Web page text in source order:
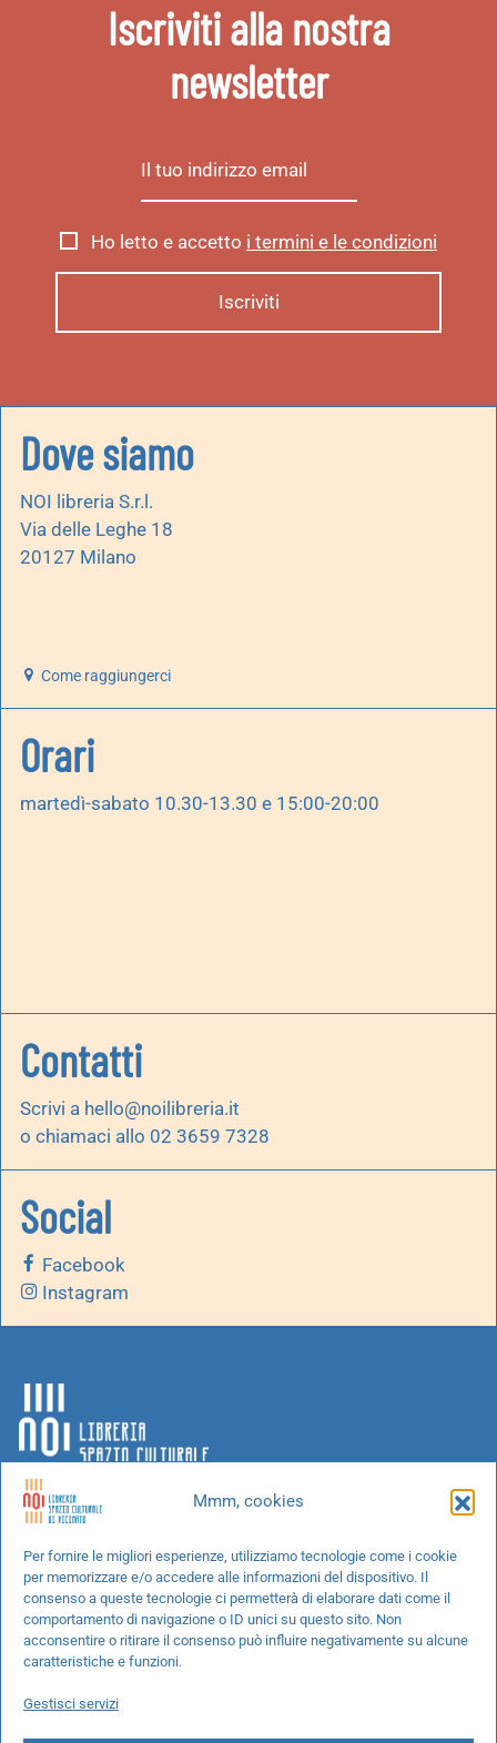
Mmm, cookies
Per fornire le migliori esperienze, utilizziamo tecnologie come i cookie
per memorizzare e/o accedere alle informazioni del dispositivo. Il
consenso a queste tecnologie ci permetterà di elaborare dati come il
comportamento di navigazione o ID unici su questo sito. Non
acconsentire o ritirare il consenso può influire negativamente su alcune
caratteristiche e funzioni.
Gestisci servizi
Iscriviti alla nostra
newsletter
Ho letto e accetto i termini e le condizioni
Dove siamo
NOI libreria S.r.l.
Via delle Leghe 18
20127 Milano
Come raggiungerci
Orari
martedì-sabato 10.30-13.30 e 15:00-20:00
Contatti
Scrivi a hello@noilibreria.it
o chiamaci allo 02 3659 7328
Social
Facebook
Instagram
Chi siamo
Progetti speciali
Richiedi un libro
Spedizioni
Cookie Policy